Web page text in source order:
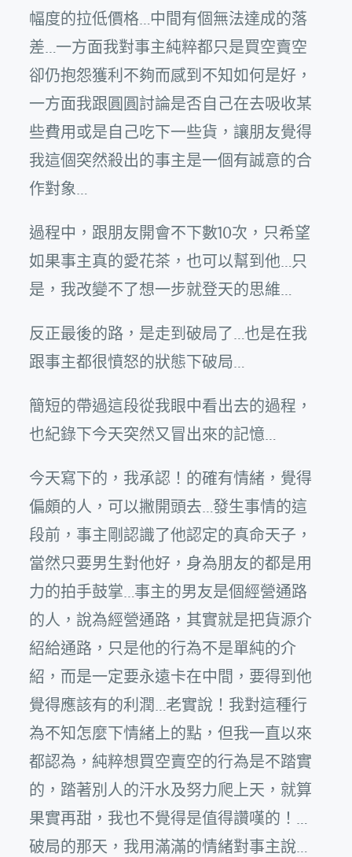
幅度的拉低價格…中間有個無法達成的落
差…一方面我對事主純粹都只是買空賣空
卻仍抱怨獲利不夠而感到不知如何是好，
一方面我跟圓圓討論是否自己在去吸收某
些費用或是自己吃下一些貨，讓朋友覺得
我這個突然殺出的事主是一個有誠意的合
作對象…
過程中，跟朋友開會不下數10次，只希望
如果事主真的愛花茶，也可以幫到他…只
是，我改變不了想一步就登天的思維…
反正最後的路，是走到破局了…也是在我
跟事主都很憤怒的狀態下破局…
簡短的帶過這段從我眼中看出去的過程，
也紀錄下今天突然又冒出來的記憶…
今天寫下的，我承認！的確有情緒，覺得
偏頗的人，可以撇開頭去…發生事情的這
段前，事主剛認識了他認定的真命天子，
當然只要男生對他好，身為朋友的都是用
力的拍手鼓掌…事主的男友是個經營通路
的人，說為經營通路，其實就是把貨源介
紹給通路，只是他的行為不是單純的介
紹，而是一定要永遠卡在中間，要得到他
覺得應該有的利潤…老實說！我對這種行
為不知怎麼下情緒上的點，但我一直以來
都認為，純粹想買空賣空的行為是不踏實
的，踏著別人的汗水及努力爬上天，就算
果實再甜，我也不覺得是值得讚嘆的！…
破局的那天，我用滿滿的情緒對事主說…